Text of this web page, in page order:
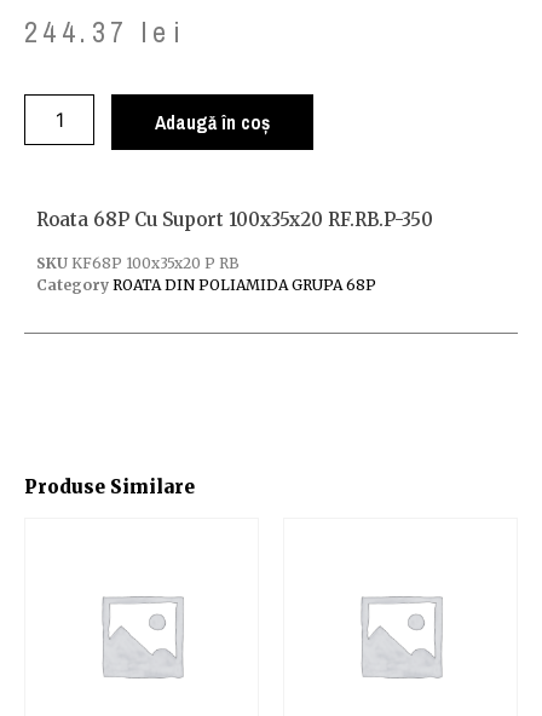
244.37 lei
Adaugă în coș
Produse Similare
Roata 68P Cu Suport 100x35x20 RF.RB.P-350
SKU KF68P 100x35x20 P RB
Category ROATA DIN POLIAMIDA GRUPA 68P